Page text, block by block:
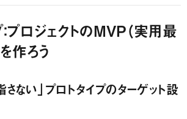
プロジェクトのMVP（実用最
作ろう
ない」プロトタイプのターゲット設